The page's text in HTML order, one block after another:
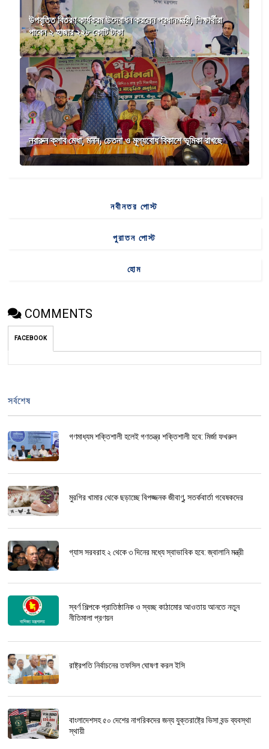
উপবৃত্তি বিতরণ কার্যক্রম উদ্বোধন করলেন প্রধানমন্ত্রী, শিক্ষার্থীরা
পাবেন ২ হাজার ২২৮ কোটি টাকা
নবারুন ক্লাব মেধা, মনন, চেতনা ও মূল্যবোধ বিকাশে ভূমিকা রাখছে
নবীনতর পোস্ট
পুরাতন পোস্ট
হোম
COMMENTS
FACEBOOK
সর্বশেষ
গণমাধ্যম শক্তিশালী হলেই গণতন্ত্র শক্তিশালী হবে: মির্জা ফখরুল
মুরগির খামার থেকে ছড়াচ্ছে বিপজ্জনক জীবাণু, সতর্কবার্তা গবেষকদের
গ্যাস সরবরাহ ২ থেকে ৩ দিনের মধ্যে স্বাভাবিক হবে: জ্বালানি মন্ত্রী
স্বর্ণ শিল্পকে প্রাতিষ্ঠানিক ও স্বচ্ছ কাঠামোর আওতায় আনতে নতুন
নীতিমালা প্রণয়ন
রাষ্ট্রপতি নির্বাচনের তফসিল ঘোষণা করল ইসি
বাংলাদেশসহ ৫০ দেশের নাগরিকদের জন্য যুক্তরাষ্ট্রে ভিসা বন্ড ব্যবস্থা
স্থায়ী